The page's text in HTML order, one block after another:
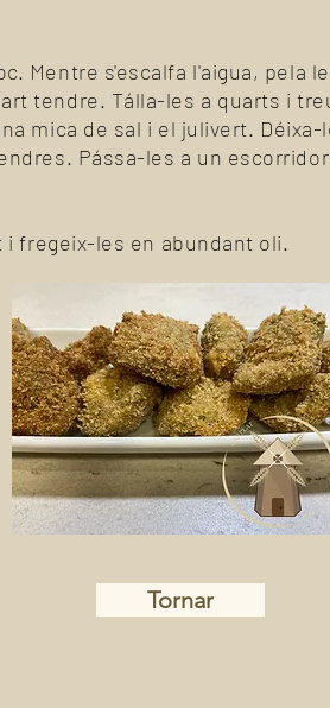
Mentre s'escalfa l'aigua, pela
tendre. Tálla-les a quarts i
mica de sal i el julivert.
Pássa-les a un
fregeix-les en abundant oli.
Tornar